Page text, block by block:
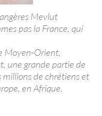
Mevlut
pas la France, qui
Moyen-Orient,
une grande partie de
millions de chrétiens et
en Afrique.